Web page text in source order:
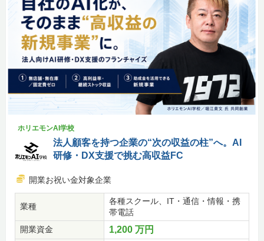
ホリエモンAI学校
法人顧客を持つ企業の“次の収益の柱”へ。AI
研修・DX支援で挑む高収益FC
開業お祝い金対象企業
業種
各種スクール、IT・通信・情報・携
帯電話
開業資金
1,200 万円